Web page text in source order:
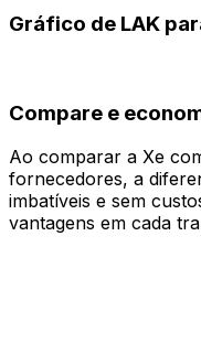
Gráfico de LAK
Compare e
Ao comparar a Xe
fornecedores, a
imbatíveis e sem
vantagens em cada